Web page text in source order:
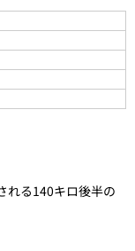
れる140キロ後半の